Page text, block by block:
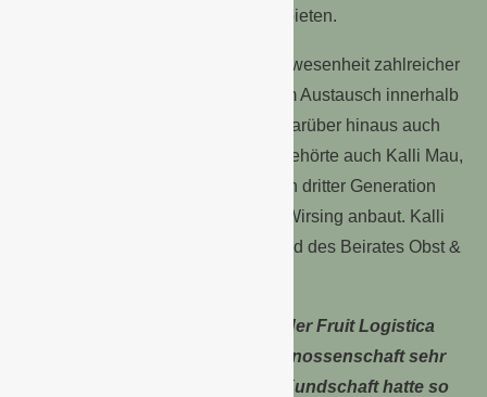
zusätzliche Vermarktungsimpulse bieten.
Ein starkes Signal war auch die Anwesenheit zahlreicher
Erzeuger, die den Messeauftritt zum Austausch innerhalb
der Erzeugergenossenschaft und darüber hinaus auch
mit der Kundschaft nutzten. Dazu gehörte auch Kalli Mau,
der auf der Ostsee-Insel Fehmarn in dritter Generation
seinen Betrieb führt und vor allem Wirsing anbaut. Kalli
Mau engagiert sich auch als Mitglied des Beirates Obst &
„Es war mein erster Besuch bei der Fruit Logistica
und ich habe unsere Erzeugergenossenschaft sehr
gerne mit repräsentiert. Unsere Kundschaft hatte so